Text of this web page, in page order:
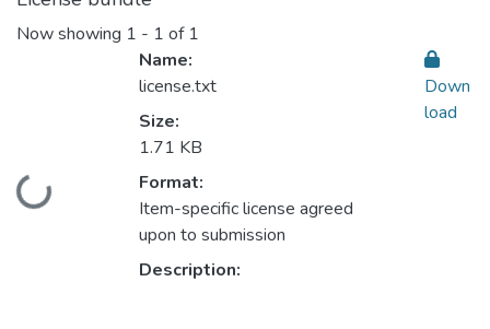
Now showing 1 - 1 of 1
Loading...
Name:
license.txt
Size:
1.71 KB
Format:
Item-specific license agreed
upon to submission
Description:
Down
load